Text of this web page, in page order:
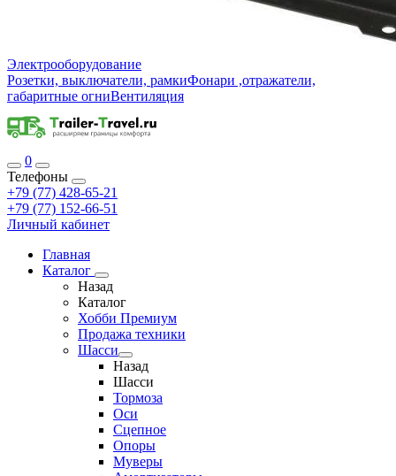
Электрооборудование
Розетки, выключатели, рамкиФонари ,отражатели,
габаритные огниВентиляция
0
Телефоны
+79 (77) 428-65-21
+79 (77) 152-66-51
Личный кабинет
Главная
Каталог
Назад
Каталог
Хобби Премиум
Продажа техники
Шасси
Назад
Шасси
Тормоза
Оси
Сцепное
Опоры
Муверы